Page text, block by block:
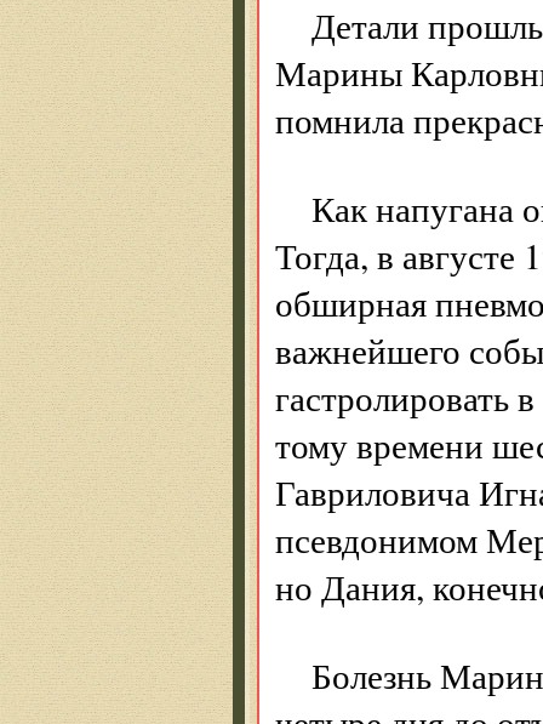
Детали
Марины
помнила
Как напугана
Тогда, в
обширная
важнейшего
гастролировать
тому времени
Гавриловича
псевдонимом
но Дания,
Болезнь